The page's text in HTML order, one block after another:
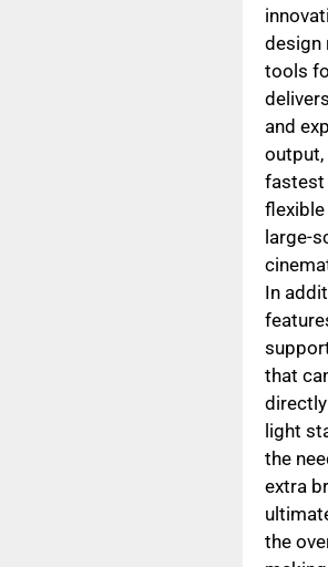
design
tools
and
output,
fastest
flexible
large-
In
that
light
the
extra
the